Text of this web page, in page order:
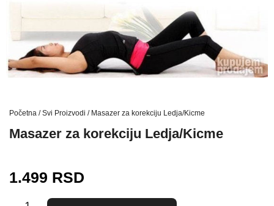
Početna /Svi Proizvodi / Masazer za korekciju Ledja/Kicme
Masazer za korekciju Ledja/Kicme
1.499 RSD